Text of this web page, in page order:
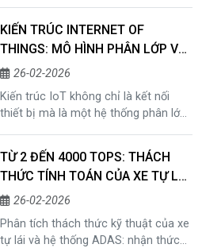
hợp Edge Intelligence.
KIẾN TRÚC INTERNET OF
THINGS: MÔ HÌNH PHÂN LỚP VÀ
HỆ SINH THÁI CLOUD TRONG HỆ
26-02-2026
Kiến trúc IoT không chỉ là kết nối
thiết bị mà là một hệ thống phân lớp
được thu thập, truyền tải và chuyển
hóa thành giá trị.
TỪ 2 ĐẾN 4000 TOPS: THÁCH
THỨC TÍNH TOÁN CỦA XE TỰ LÁI
VÀ HỆ THỐNG ADAS
26-02-2026
Phân tích thách thức kỹ thuật của xe
tự lái và hệ thống ADAS: nhận thức